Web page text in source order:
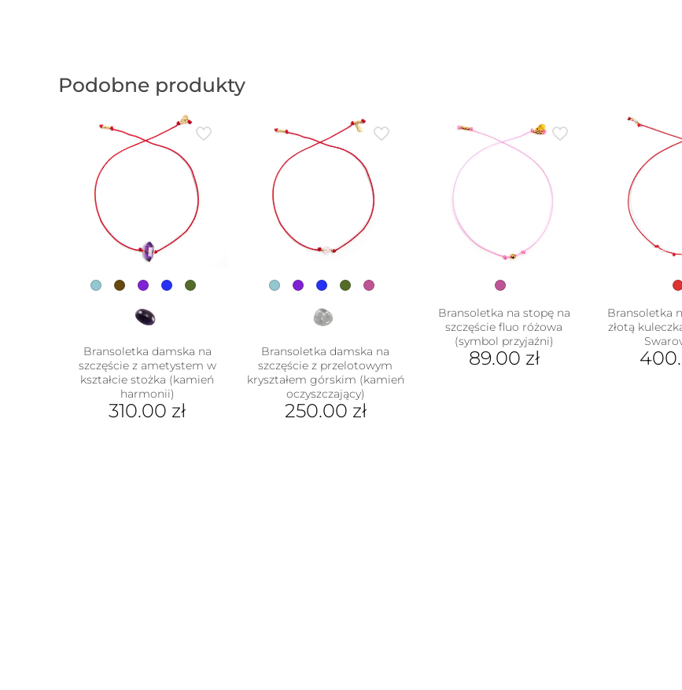
Podobne produkty
Bransoletka damska na
szczęście z ametystem w
kształcie stożka (kamień
harmonii)
310.00 zł
Bransoletka damska na
szczęście z przelotowym
kryształem górskim (kamień
oczyszczający)
250.00 zł
Bransoletka na stopę na
szczęście fluo różowa
(symbol przyjaźni)
89.00 zł
Bransoletka
złotą